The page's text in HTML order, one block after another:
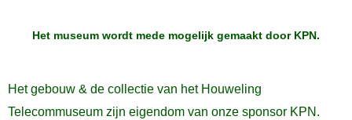
Het museum wordt mede mogelijk gemaakt door KPN .
Het gebouw & de collectie van het Houweling
Telecommuseum zijn eigendom van onze sponsor KPN.